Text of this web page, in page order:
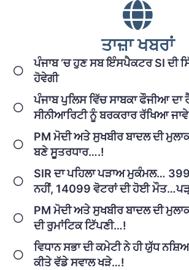
ਤਾਜ਼ਾ ਖਬਰਾਂ
ਪੰਜਾਬ ‘ਚ ਹੁਣ ਸਬ ਇੰਸਪੈਕਟਰ SI ਦੀ
ਹੋਵੇਗੀ
ਪੰਜਾਬ ਪੁਲਿਸ ਵਿੱਚ ਸਾਬਕਾ ਫੌਜੀਆ
ਸੀਨੀਆਰਿਟੀ ਨੂੰ ਬਰਕਰਾਰ ਰੱਖਿਆ
PM ਮੋਦੀ ਅਤੇ ਸੁਖਬੀਰ ਬਾਦਲ ਦੀ
ਬਣੇ ਸੂਤਰਧਾਰ….!
SIR ਦਾ ਪਹਿਲਾ ਪੜਾਅ ਮੁਕੰਮਲ…
ਨਹੀਂ, 14099 ਵੋਟਰਾਂ ਦੀ ਹੋਈ
PM ਮੋਦੀ ਅਤੇ ਸੁਖਬੀਰ ਬਾਦਲ ਦੀ
ਦੀ ਰੁਮਾਂਟਿਕ ਟਿੱਪਣੀ…!
ਵਿਧਾਨ ਸਭਾ ਦੀ ਕਮੇਟੀ ਨੇ ਹੀ ਯੁੱਧ
ਕੀਤੇ ਵੱਡੇ ਸਵਾਲ ਖੜੇ…!